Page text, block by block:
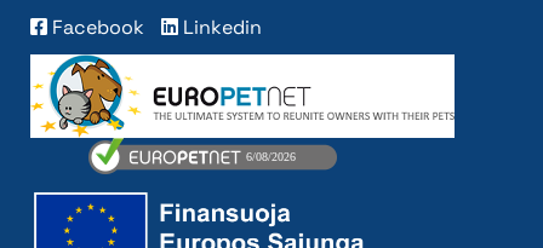
Facebook
Linkedin